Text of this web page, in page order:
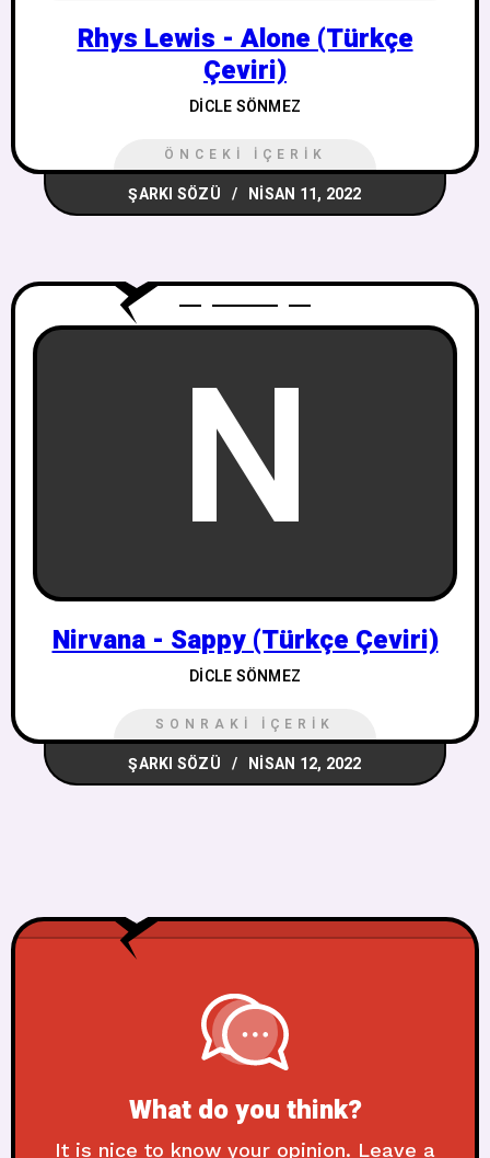
Rhys Lewis - Alone (Türkçe
Çeviri)
DICLE SÖNMEZ
ÖNCEKI İÇERIK
ŞARKI SÖZÜ NISAN 11, 2022
N
Nirvana - Sappy (Türkçe Çeviri)
DICLE SÖNMEZ
SONRAKI İÇERIK
ŞARKI SÖZÜ NISAN 12, 2022
What do you think?
It is nice to know your opinion. Leave a